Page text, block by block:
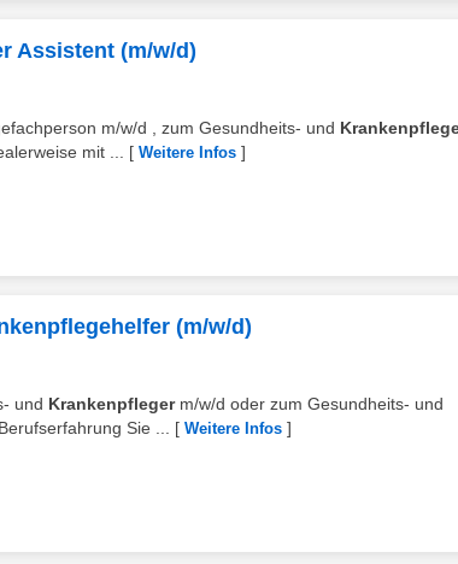
Assistent (m/w/d)
m/w/d , zum Gesundheits- und
mit ...
[ Weitere Infos ]
(m/w/d)
und Krankenpflegerm/w/d oder zum Gesundheits- und
Sie ... [ Weitere Infos ]